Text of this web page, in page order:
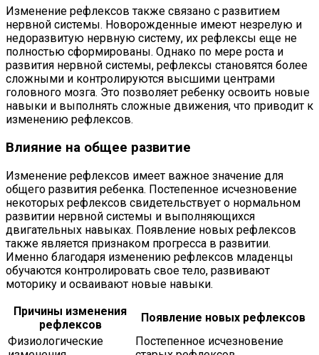
Изменение рефлексов также связано с развитием
нервной системы. Новорожденные имеют незрелую и
недоразвитую нервную систему, их рефлексы еще не
полностью сформированы. Однако по мере роста и
развития нервной системы, рефлексы становятся более
сложными и контролируются высшими центрами
головного мозга. Это позволяет ребенку освоить новые
навыки и выполнять сложные движения, что приводит к
изменению рефлексов.
Влияние на общее развитие
Изменение рефлексов имеет важное значение для
общего развития ребенка. Постепенное исчезновение
некоторых рефлексов свидетельствует о нормальном
развитии нервной системы и выполняющихся
двигательных навыках. Появление новых рефлексов
также является признаком прогресса в развитии.
Именно благодаря изменению рефлексов младенцы
обучаются контролировать свое тело, развивают
моторику и осваивают новые навыки.
Причины изменения
рефлексов
Появление новых рефлексов
Физиологические
Постепенное исчезновение